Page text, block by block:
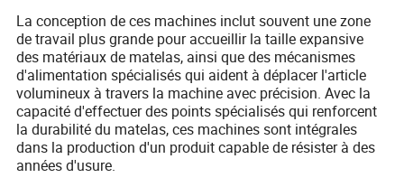
La conception de ces machines inclut souvent une zone
de travail plus grande pour accueillir la taille expansive
des matériaux de matelas, ainsi que des mécanismes
d'alimentation spécialisés qui aident à déplacer l'article
volumineux à travers la machine avec précision. Avec la
capacité d'effectuer des points spécialisés qui renforcent
la durabilité du matelas, ces machines sont intégrales
dans la production d'un produit capable de résister à des
années d'usure.